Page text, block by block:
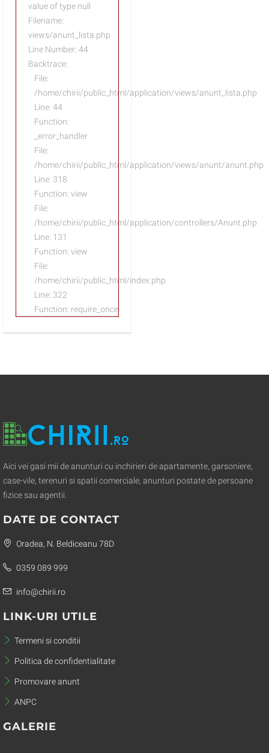
value of type null
Filename:
views/anunt_lista.php
Line Number: 44
Backtrace:
File:
/home/chirii/public_html/application/views/anunt_lista.php
Line: 44
Function:
_error_handler
File:
/home/chirii/public_html/application/views/anunt/anunt.php
Line: 318
Function: view
File:
/home/chirii/public_html/application/controllers/Anunt.php
Line: 131
Function: view
File:
/home/chirii/public_html/index.php
Line: 322
Function: require_once
Aici vei gasi mii de anunturi cu inchirieri de apartamente, garsoniere,
case-vile, terenuri si spatii comerciale, anunturi postate de persoane
fizice sau agentii.
DATE DE CONTACT
Oradea, N. Beldiceanu 78D
0359 089 999
info@chirii.ro
LINK-URI UTILE
Termeni si conditii
Politica de confidentialitate
Promovare anunt
ANPC
GALERIE